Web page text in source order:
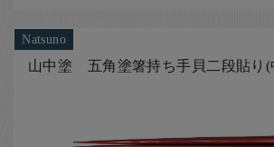
Natsuno
山中塗 五角塗箸持ち手貝二段貼り(